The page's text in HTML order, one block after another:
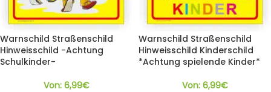
Warnschild Straßenschild
Hinweisschild -Achtung
Schulkinder-
Von: 6,99€
Warnschild Straßenschild
Hinweisschild Kinderschild
*Achtung spielende Kinder*
Von: 6,99€